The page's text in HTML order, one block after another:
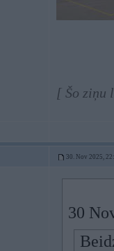
[ Šo ziņu
30. Nov 2025,
30